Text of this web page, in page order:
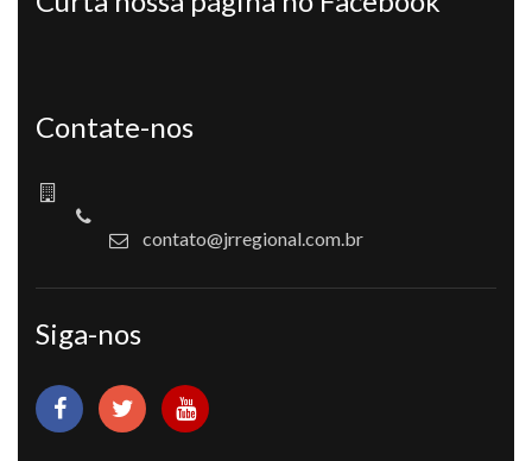
Contate-nos
contato@jrregional.com.br
Siga-nos